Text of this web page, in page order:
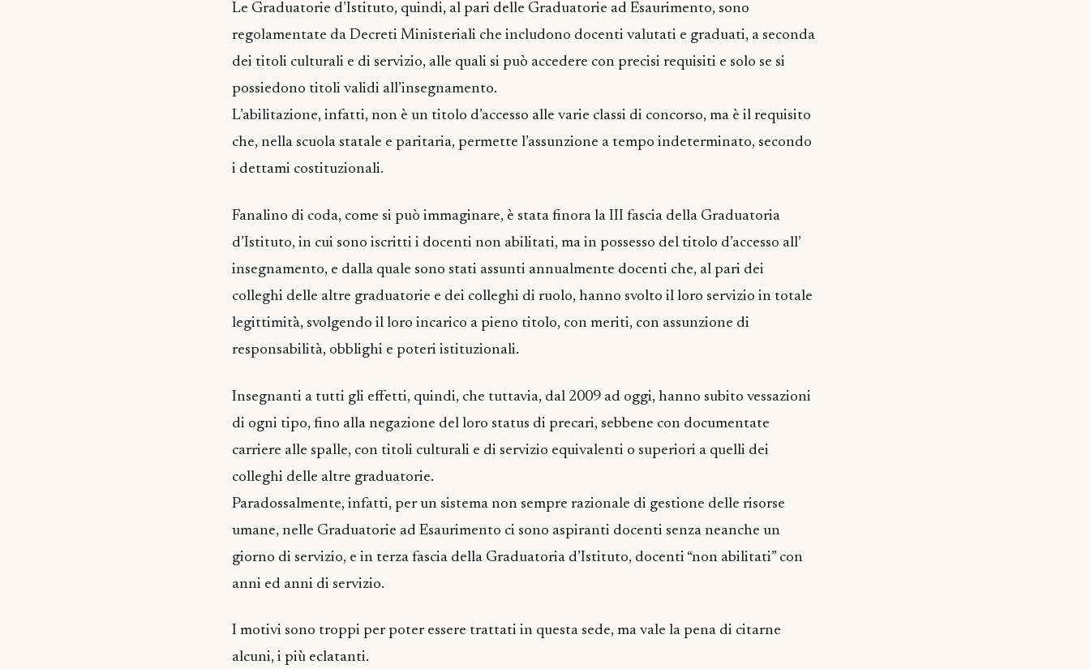
Le Graduatorie d’Istituto, quindi, al pari delle Graduatorie ad Esaurimento, sono
regolamentate da Decreti Ministeriali che includono docenti valutati e graduati, a seconda
dei titoli culturali e di servizio, alle quali si può accedere con precisi requisiti e solo se si
possiedono titoli validi all’insegnamento.
L’abilitazione, infatti, non è un titolo d’accesso alle varie classi di concorso, ma è il requisito
che, nella scuola statale e paritaria, permette l’assunzione a tempo indeterminato, secondo
i dettami costituzionali.
Fanalino di coda, come si può immaginare, è stata finora la III fascia della Graduatoria
d’Istituto, in cui sono iscritti i docenti non abilitati, ma in possesso del titolo d’accesso all’
insegnamento, e dalla quale sono stati assunti annualmente docenti che, al pari dei
colleghi delle altre graduatorie e dei colleghi di ruolo, hanno svolto il loro servizio in totale
legittimità, svolgendo il loro incarico a pieno titolo, con meriti, con assunzione di
responsabilità, obblighi e poteri istituzionali.
Insegnanti a tutti gli effetti, quindi, che tuttavia, dal 2009 ad oggi, hanno subito vessazioni
di ogni tipo, fino alla negazione del loro status di precari, sebbene con documentate
carriere alle spalle, con titoli culturali e di servizio equivalenti o superiori a quelli dei
colleghi delle altre graduatorie.
Paradossalmente, infatti, per un sistema non sempre razionale di gestione delle risorse
umane, nelle Graduatorie ad Esaurimento ci sono aspiranti docenti senza neanche un
giorno di servizio, e in terza fascia della Graduatoria d’Istituto, docenti “non abilitati” con
anni ed anni di servizio.
I motivi sono troppi per poter essere trattati in questa sede, ma vale la pena di citarne
alcuni, i più eclatanti.